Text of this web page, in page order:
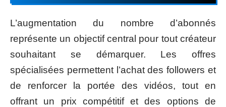
L’augmentation du nombre d’abonnés
représente un objectif central pour tout créateur
souhaitant se démarquer. Les offres
spécialisées permettent l’achat des followers et
de renforcer la portée des vidéos, tout en
offrant un prix compétitif et des options de